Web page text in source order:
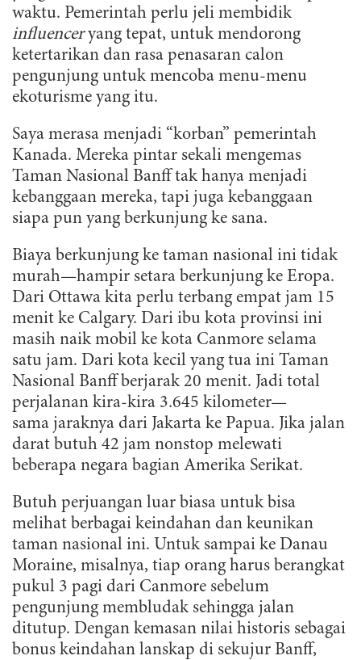
waktu. Pemerintah perlu jeli membidik
influenceryang tepat, untuk mendorong
ketertarikan dan rasa penasaran calon
pengunjung untuk mencoba menu-menu
ekoturisme yang itu.
Saya merasa menjadi “korban” pemerintah
Kanada. Mereka pintar sekali mengemas
Taman Nasional Banff tak hanya menjadi
kebanggaan mereka, tapi juga kebanggaan
siapa pun yang berkunjung ke sana.
Biaya berkunjung ke taman nasional ini tidak
murah—hampir setara berkunjung ke Eropa.
Dari Ottawa kita perlu terbang empat jam 15
menit ke Calgary. Dari ibu kota provinsi ini
masih naik mobil ke kota Canmore selama
satu jam. Dari kota kecil yang tua ini Taman
Nasional Banff berjarak 20 menit. Jadi total
perjalanan kira-kira 3.645 kilometer—
sama jaraknya dari Jakarta ke Papua. Jika jalan
darat butuh 42 jam nonstop melewati
beberapa negara bagian Amerika Serikat.
Butuh perjuangan luar biasa untuk bisa
melihat berbagai keindahan dan keunikan
taman nasional ini. Untuk sampai ke Danau
Moraine, misalnya, tiap orang harus berangkat
pukul 3 pagi dari Canmore sebelum
pengunjung membludak sehingga jalan
ditutup. Dengan kemasan nilai historis sebagai
bonus keindahan lanskap di sekujur Banff,